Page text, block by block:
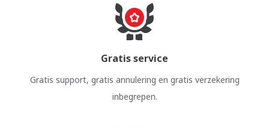
Gratis service
Gratis support, gratis annulering en gratis verzekering
inbegrepen.